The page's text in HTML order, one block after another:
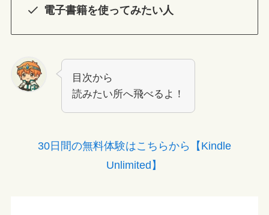
電子書籍を使ってみたい人
目次から
読みたい所へ飛べるよ！
30日間の無料体験はこちらから【Kindle
Unlimited】